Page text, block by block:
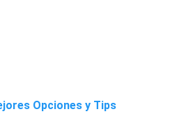
Opciones y Tips